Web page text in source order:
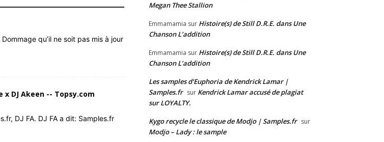
qu’il ne soit pas mis à jour
DJ Akeen -- Topsy.com
DJ FA. DJ FA a dit: Samples.fr
Megan Thee Stallion
Emmamamia sur Histoire(s) de Still D.R.E. dans Une
Chanson L’addition
Emmamamia sur Histoire(s) de Still D.R.E. dans Une
Chanson L’addition
Les samples d’Euphoria de Kendrick Lamar |
Samples.fr sur Kendrick Lamar accusé de plagiat
sur LOYALTY.
Kygo recycle le classique de Modjo | Samples.fr sur
Modjo – Lady : le sample